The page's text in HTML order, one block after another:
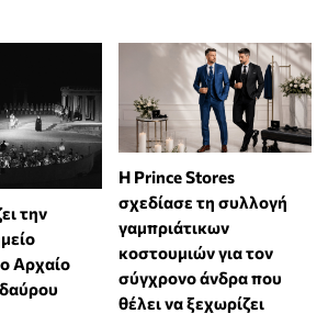
την
Αρχαίο
Η Prince Stores
σχεδίασε τη συλλογή
γαμπριάτικων
κοστουμιών για τον
σύγχρονο άνδρα που
θέλει να ξεχωρίζει